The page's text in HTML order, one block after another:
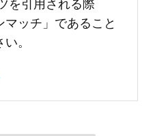
ッチ」であること
。